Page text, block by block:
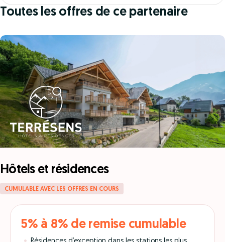
Toutes les offres de ce partenaire
Hôtels et résidences
CUMULABLE AVEC LES OFFRES EN COURS
5% à 8% de remise cumulable